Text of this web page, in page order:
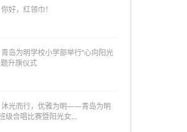
你好，红领巾！
青岛为明学校小学部举行“心向阳光
健康成长”主题升旗仪式
沐光而行，优雅为明——青岛为明
学校初中部班级合唱比赛暨阳光女…